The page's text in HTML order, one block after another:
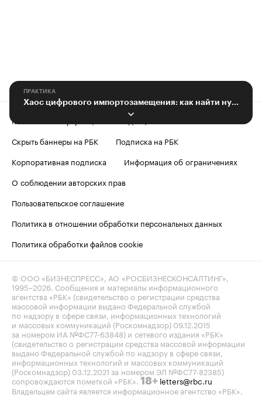
ПРАКТИКА
Хаос цифрового импортозамещения: как найти нужный продукт
Контактная информация
Редакция
Скрыть баннеры на РБК
Подписка на РБК
Корпоративная подписка
Информация об ограничениях
О соблюдении авторских прав
Пользовательское соглашение
Политика в отношении обработки персональных данных
Политика обработки файлов cookie
© ООО «БИЗНЕСПРЕСС», АО «РОСБИЗНЕСКОНСАЛТИНГ»,
1995–2026 . Сообщения и материалы информационного
агентства «РБК» (свидетельство о регистрации средства
массовой информации выдано Федеральной службой
по надзору в сфере связи, информационных технологий
и массовых коммуникаций (Роскомнадзор) 09.12.2015
за номером ИА №ФС77-63848) и сетевого издания «РБК»
(свидетельство о регистрации средства массовой информации
выдано Федеральной службой по надзору в сфере связи,
информационных технологий и массовых коммуникаций
(Роскомнадзор) 03.12.2021 за номером ЭЛ №ФС77-82385)
сопровождаются пометкой «РБК». 18+ letters@rbc.ru
Владельцем сайта является информационное агентство «РБК».